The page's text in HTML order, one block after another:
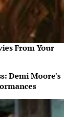
From Your
Demi Moore's